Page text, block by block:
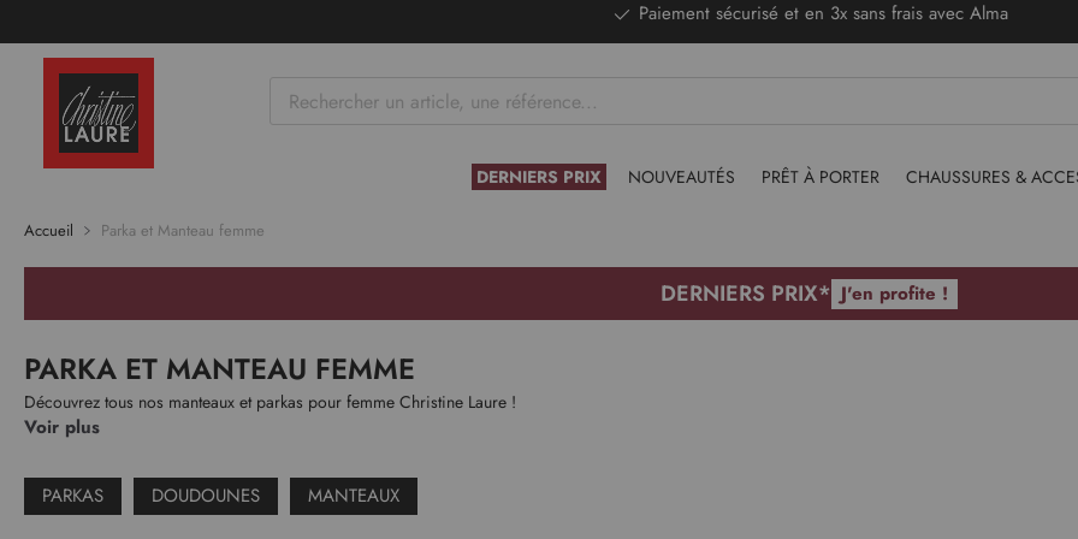
DERNIERS PRIX - Stocks limités
DERNIERS PRIX NOUVEAUTÉS PRÊT À PORTER CHAUSSURES &
Accueil Parka et Manteau femme
DERNIERS PRIX* J'en profite !
PARKA ET MANTEAU FEMME
Découvrez tous nos manteaux et parkas pour femme Christine Laure !
Voir plus
PARKAS DOUDOUNES MANTEAUX